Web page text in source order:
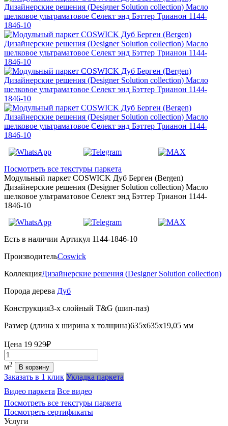
Посмотреть все текстуры паркета
Модульный паркет COSWICK Дуб Берген (Bergen)
Дизайнерские решения (Designer Solution collection) Масло
шелковое ультраматовое Селект энд Бэттер Трианон 1144-
1846-10
Есть в наличии Артикул 1144-1846-10
ПроизводительCoswick
КоллекцияДизайнерские решения (Designer Solution collection)
Порода дерева Дуб
Конструкция3-х слойный T&G (шип-паз)
Размер (длина х ширина х толщина)635х635х19,05 мм
Цена 19 929₽
Количество
м2 В корзину
Заказать в 1 клик Укладка паркета
Видео паркета Все видео
Посмотреть все текстуры паркета
Посмотреть сертификаты
Услуги